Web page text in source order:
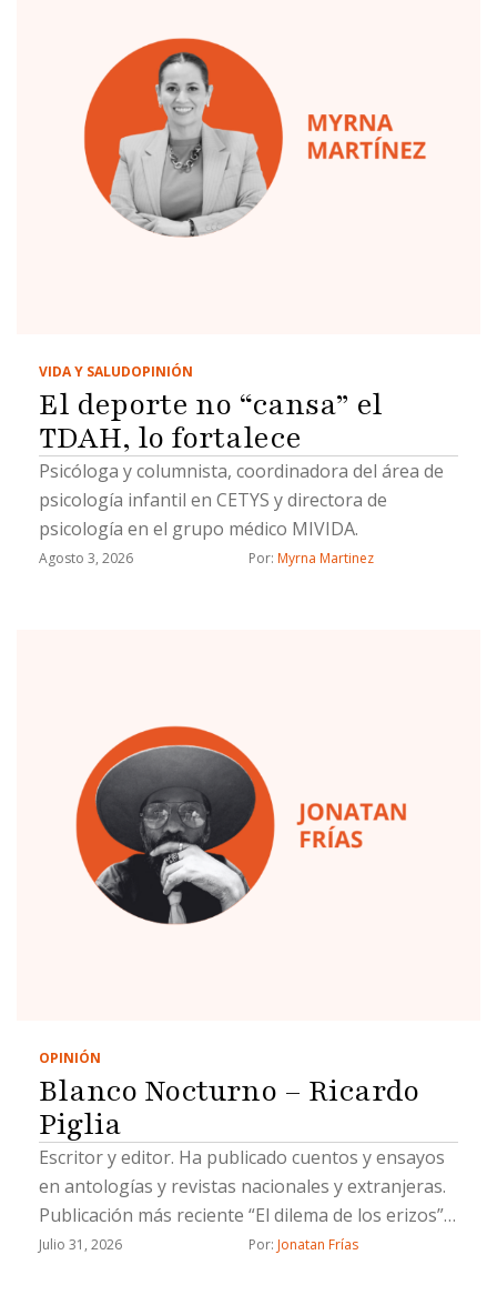
Derecho.Con frecuencia esperamos que un juez
resuelva conforme a lo que la sociedad considera
justo o conforme a la indignación que genera un
determinado caso. Es una reacción humana.
Todos queremos que exista justicia. Sin embargo,
precisamente ahí radica uno de los principios más
importantes de cualquier democracia: un juez no
puede resolver con base en emociones, presiones
VIDA Y SALUDOPINIÓN
El deporte no “cansa” el
TDAH, lo fortalece
Psicóloga y columnista, coordinadora del área de
psicología infantil en CETYS y directora de
psicología en el grupo médico MIVIDA.
Agosto 3, 2026 Por: Myrna Martinez
OPINIÓN
Blanco Nocturno – Ricardo
Piglia
Escritor y editor. Ha publicado cuentos y ensayos
en antologías y revistas nacionales y extranjeras.
Publicación más reciente “El dilema de los erizos”
(Fondo Blanco, 2022)
Julio 31, 2026 Por: Jonatan Frías